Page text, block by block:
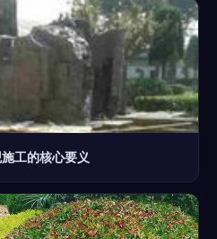
工的核心要义